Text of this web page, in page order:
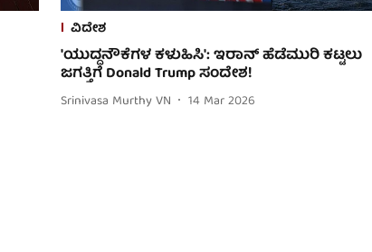
ವಿದೇಶ
'ಯುದ್ಧನೌಕೆಗಳ ಕಳುಹಿಸಿ': ಇರಾನ್ ಹೆಡೆಮುರಿ ಕಟ್ಟಲು
ಜಗತ್ತಿಗೆ Donald Trump ಸಂದೇಶ!
Srinivasa Murthy VN 14 Mar 2026